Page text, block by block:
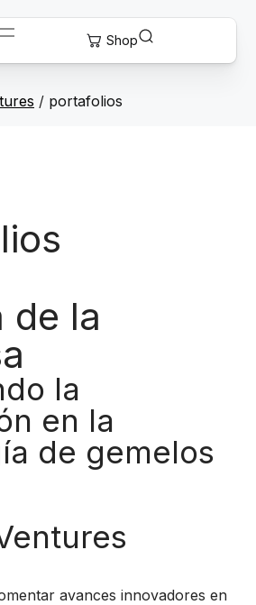
/ portafolios
de la
la
en la
de gemelos
avances innovadores en